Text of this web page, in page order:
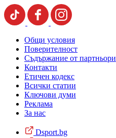
Общи условия
Поверителност
Съдържание от партньори
Контакти
Етичен кодекс
Всички статии
Ключови думи
Реклама
За нас
Dsport.bg